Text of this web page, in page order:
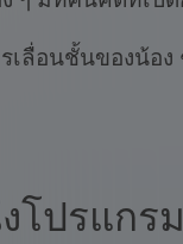
เลื่อนชั้นของน้อง
โปรแกร